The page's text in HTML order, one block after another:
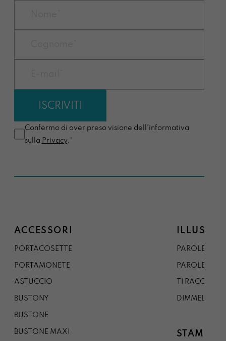
Confermo di aver preso visione dell'informativa
sulla Privacy.*
ACCESSORI
PORTACOSETTE
PORTAMONETE
ASTUCCIO
BUSTONY
BUSTONE
BUSTONE MAXI
PAROLE DAL
PAROLE DA
TI
DIMMELO
STAMPE